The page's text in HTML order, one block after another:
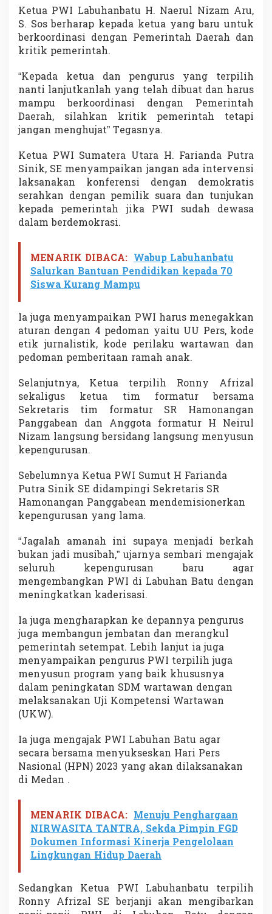
h
Ketua PWI Labuhanbatu H. Naerul Nizam Aru,
S. Sos berharap kepada ketua yang baru untuk
berkoordinasi dengan Pemerintah Daerah dan
kritik pemerintah.
“Kepada ketua dan pengurus yang terpilih
nanti lanjutkanlah yang telah dibuat dan harus
mampu berkoordinasi dengan Pemerintah
Daerah, silahkan kritik pemerintah tetapi
jangan menghujat” Tegasnya.
Ketua PWI Sumatera Utara H. Farianda Putra
Sinik, SE menyampaikan jangan ada intervensi
laksanakan konferensi dengan demokratis
serahkan dengan pemilik suara dan tunjukan
kepada pemerintah jika PWI sudah dewasa
dalam berdemokrasi.
MENARIK DIBACA: Wabup Labuhanbatu
Salurkan Bantuan Pendidikan kepada 70
Siswa Kurang Mampu
Ia juga menyampaikan PWI harus menegakkan
aturan dengan 4 pedoman yaitu UU Pers, kode
etik jurnalistik, kode perilaku wartawan dan
pedoman pemberitaan ramah anak.
Selanjutnya, Ketua terpilih Ronny Afrizal
sekaligus ketua tim formatur bersama
Sekretaris tim formatur SR Hamonangan
Panggabean dan Anggota formatur H Neirul
Nizam langsung bersidang langsung menyusun
kepengurusan.
Sebelumnya Ketua PWI Sumut H Farianda
Putra Sinik SE didampingi Sekretaris SR
Hamonangan Panggabean mendemisionerkan
kepengurusan yang lama.
“Jagalah amanah ini supaya menjadi berkah
bukan jadi musibah,” ujarnya sembari mengajak
seluruh kepengurusan baru agar
mengembangkan PWI di Labuhan Batu dengan
meningkatkan kaderisasi.
Ia juga mengharapkan ke depannya pengurus
juga membangun jembatan dan merangkul
pemerintah setempat. Lebih lanjut ia juga
menyampaikan pengurus PWI terpilih juga
menyusun program yang baik khususnya
dalam peningkatan SDM wartawan dengan
melaksanakan Uji Kompetensi Wartawan
(UKW).
Ia juga mengajak PWI Labuhan Batu agar
secara bersama menyukseskan Hari Pers
Nasional (HPN) 2023 yang akan dilaksanakan
di Medan .
MENARIK DIBACA: Menuju Penghargaan
NIRWASITA TANTRA, Sekda Pimpin FGD
Dokumen Informasi Kinerja Pengelolaan
Lingkungan Hidup Daerah
Sedangkan Ketua PWI Labuhanbatu terpilih
Ronny Afrizal SE berjanji akan mengibarkan